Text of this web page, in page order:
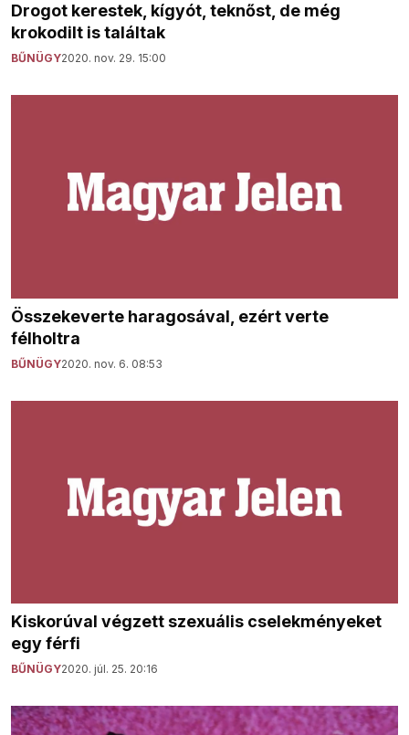
Drogot kerestek, kígyót, teknőst, de még
krokodilt is találtak
BŰNÜGY2020. nov. 29. 15:00
Összekeverte haragosával, ezért verte
félholtra
BŰNÜGY2020. nov. 6. 08:53
Kiskorúval végzett szexuális cselekményeket
egy férfi
BŰNÜGY2020. júl. 25. 20:16